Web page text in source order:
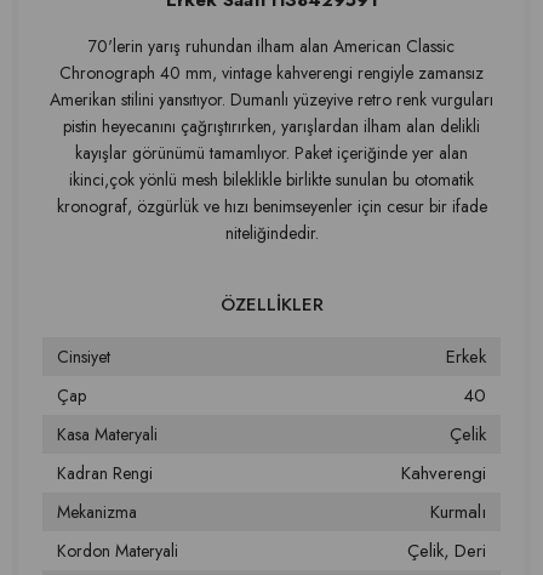
70'lerin yarış ruhundan ilham alan American Classic
Chronograph 40 mm, vintage kahverengi rengiyle zamansız
Amerikan stilini yansıtıyor. Dumanlı yüzeyive retro renk vurguları
pistin heyecanını çağrıştırırken, yarışlardan ilham alan delikli
kayışlar görünümü tamamlıyor. Paket içeriğinde yer alan
ikinci,çok yönlü mesh bileklikle birlikte sunulan bu otomatik
kronograf, özgürlük ve hızı benimseyenler için cesur bir ifade
niteliğindedir.
Cinsiyet Erkek
Çap 40
Kasa Materyali Çelik
Kadran Rengi Kahverengi
Mekanizma Kurmalı
Kordon Materyali Çelik Deri